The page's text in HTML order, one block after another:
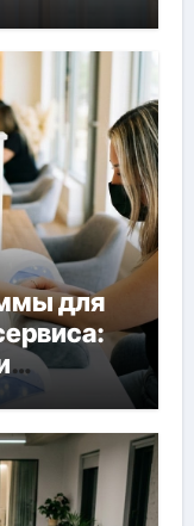
для